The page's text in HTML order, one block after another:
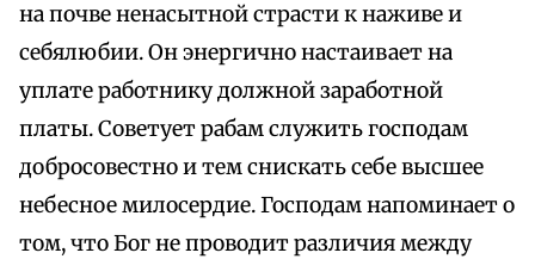
на почве ненасытной страсти к наживе и
себялюбии. Он энергично настаивает на
уплате работнику должной заработной
платы. Советует рабам служить господам
добросовестно и тем снискать себе высшее
небесное милосердие. Господам напоминает о
том, что Бог не проводит различия между